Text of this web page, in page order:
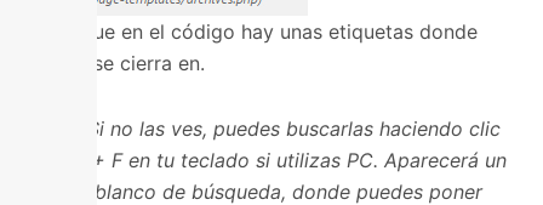
Verás que en el código hay unas etiquetas donde
pone y se cierra en.
Truco: Si no las ves, puedes buscarlas haciendo clic
en Ctrl + F en tu teclado si utilizas PC. Aparecerá un
cuadro blanco de búsqueda, donde puedes poner